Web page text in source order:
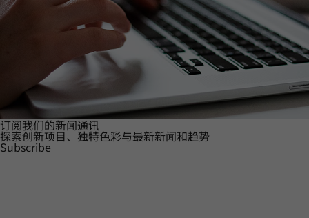
订阅我们的新闻通讯
探索创新项目、独特色彩与最新新闻和趋势
Subscribe